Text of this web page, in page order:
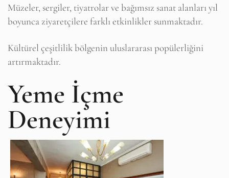
Müzeler, sergiler, tiyatrolar ve bağımsız sanat alanları yıl
boyunca ziyaretçilere farklı etkinlikler sunmaktadır.
Kültürel çeşitlilik bölgenin uluslararası popülerliğini
artırmaktadır.
Yeme İçme
Deneyimi